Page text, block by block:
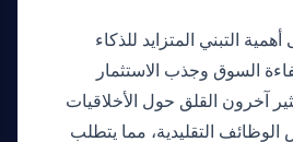
التبني المتزايد للذكاء
السوق وجذب الاستثمار
آخرون القلق حول الأخلاقيات
الوظائف التقليدية، مما يتطلب